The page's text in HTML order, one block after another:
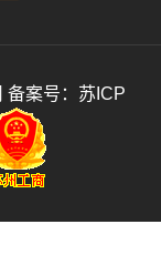
备案号：苏ICP